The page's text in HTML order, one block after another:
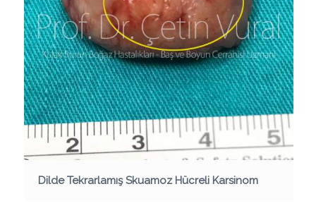
Dilde Tekrarlamış Skuamoz Hücreli Karsinom